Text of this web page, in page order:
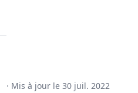
· Mis à jour le 30 juil. 2022